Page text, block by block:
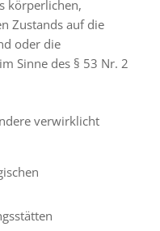
körperlichen,
Zustands auf die
oder die
Sinne des § 53 Nr. 2
verwirklicht